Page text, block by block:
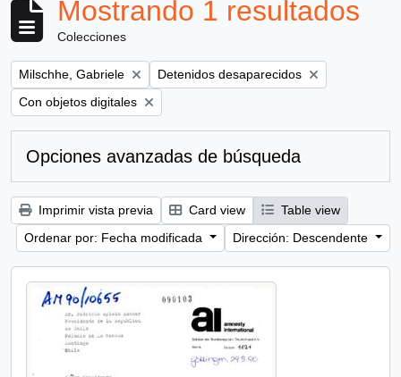
Mostrando 1 resultados
Colecciones
Remove filter:
Milschhe, Gabriele Remove filter:
Detenidos desaparecidos
Remove filter:
Con objetos digitales
Opciones avanzadas de búsqueda
Imprimir vista previa Card view
Table view
Ordenar por: Fecha modificada
Dirección: Descendente